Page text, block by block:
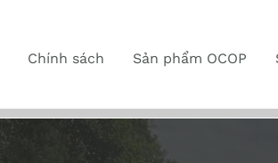
Chính sách Sản phẩm OCOP